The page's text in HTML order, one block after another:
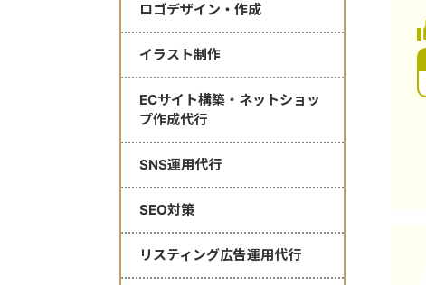
ロゴデザイン・作成
イラスト制作
ECサイト構築・ネットショッ
プ作成代行
SNS運用代行
SEO対策
リスティング広告運用代行